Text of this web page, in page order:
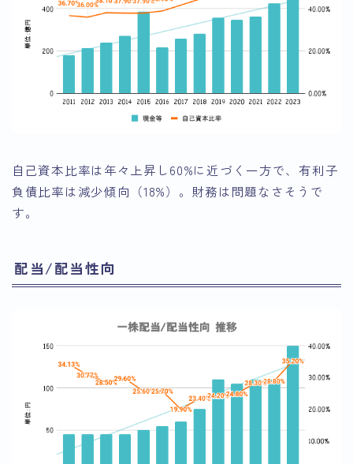
自己資本比率は年々上昇し60%に近づく一方で、有利子
負債比率は減少傾向（18%）。財務は問題なさそうで
す。
配当/配当性向